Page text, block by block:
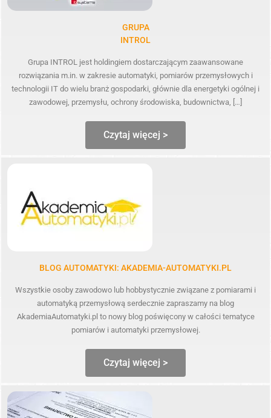
GRUPA
INTROL
Grupa INTROL jest holdingiem dostarczającym zaawansowane
rozwiązania m.in. w zakresie automatyki, pomiarów przemysłowych i
technologii IT do wielu branż gospodarki, głównie dla energetyki ogólnej i
zawodowej, przemysłu, ochrony środowiska, budownictwa, […]
Czytaj więcej >
BLOG AUTOMATYKI: AKADEMIA-AUTOMATYKI.PL
Wszystkie osoby zawodowo lub hobbystycznie związane z pomiarami i
automatyką przemysłową serdecznie zapraszamy na blog
AkademiaAutomatyki.pl to nowy blog poświęcony w całości tematyce
pomiarów i automatyki przemysłowej.
Czytaj więcej >